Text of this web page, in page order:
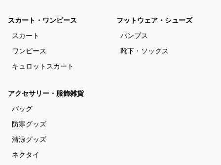
スカート・ワンピース
スカート
ワンピース
キュロットスカート
フットウェア・シューズ
パンプス
靴下・ソックス
アクセサリー・服飾雑貨
バッグ
防寒グッズ
清涼グッズ
ネクタイ